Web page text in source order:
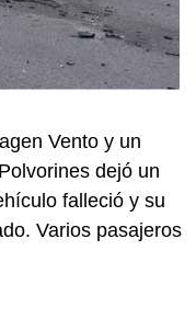
Vento y un
dejó un
falleció y su
Varios pasajeros